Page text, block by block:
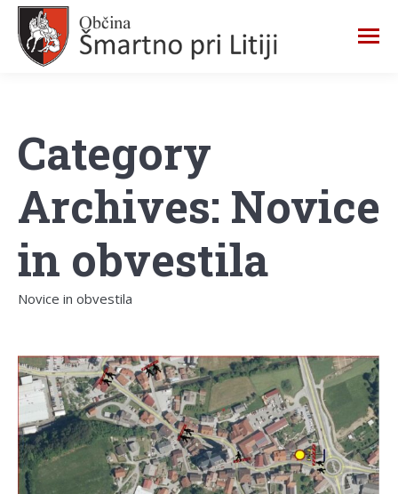
Category
Archives: Novice
in obvestila
Novice in obvestila